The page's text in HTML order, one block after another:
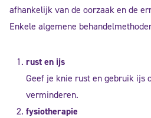
afhankelijk van de oorzaak en de
Enkele algemene
rust en ijs
Geef je knie rust en gebruik ijs
verminderen.
fysiotherapie